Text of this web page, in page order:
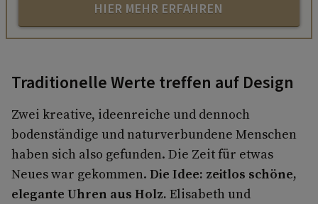
HIER MEHR ERFAHREN
Traditionelle Werte treffen auf Design
Zwei kreative, ideenreiche und dennoch
bodenständige und naturverbundene Menschen
haben sich also gefunden. Die Zeit für etwas
Neues war gekommen. Die Idee: zeitlos schöne,
elegante Uhren aus Holz. Elisabeth und